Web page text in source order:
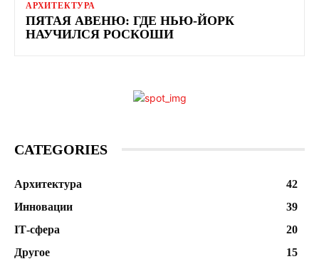
АРХИТЕКТУРА
ПЯТАЯ АВЕНЮ: ГДЕ НЬЮ-ЙОРК
НАУЧИЛСЯ РОСКОШИ
CATEGORIES
Архитектура
42
Инновации
39
ІТ-сфера
20
Другое
15